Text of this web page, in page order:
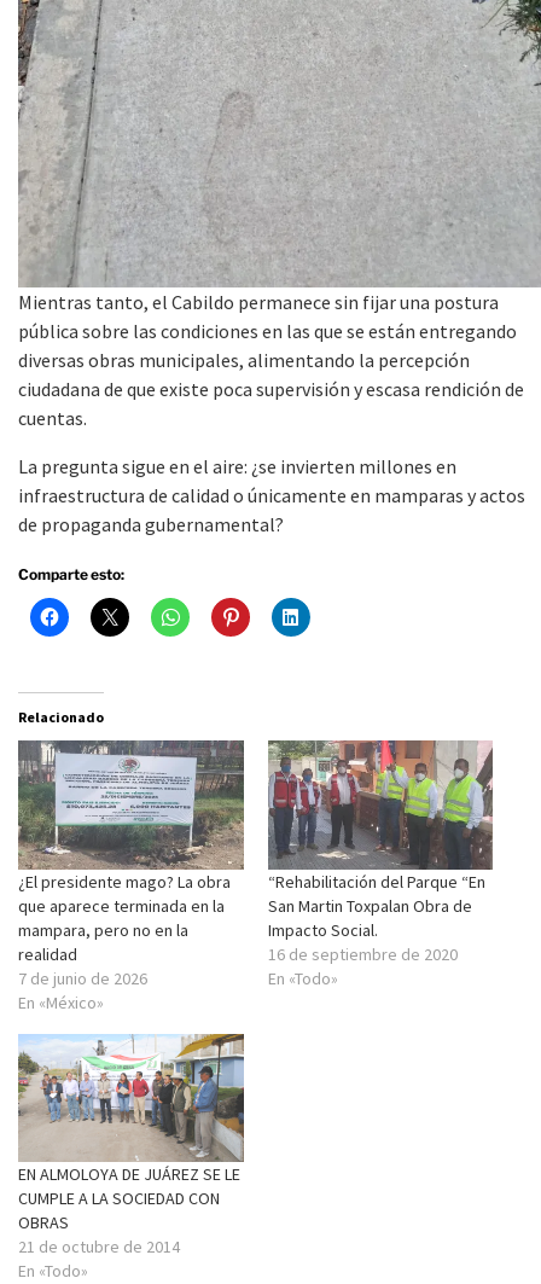
Mientras tanto, el Cabildo permanece sin fijar una postura
pública sobre las condiciones en las que se están entregando
diversas obras municipales, alimentando la percepción
ciudadana de que existe poca supervisión y escasa rendición de
cuentas.
La pregunta sigue en el aire: ¿se invierten millones en
infraestructura de calidad o únicamente en mamparas y actos
de propaganda gubernamental?
Comparte esto:
Relacionado
¿El presidente mago? La obra
que aparece terminada en la
mampara, pero no en la
realidad
7 de junio de 2026
En «México»
“Rehabilitación del Parque “En
San Martin Toxpalan Obra de
Impacto Social.
16 de septiembre de 2020
En «Todo»
EN ALMOLOYA DE JUÁREZ SE LE
CUMPLE A LA SOCIEDAD CON
OBRAS
21 de octubre de 2014
En «Todo»